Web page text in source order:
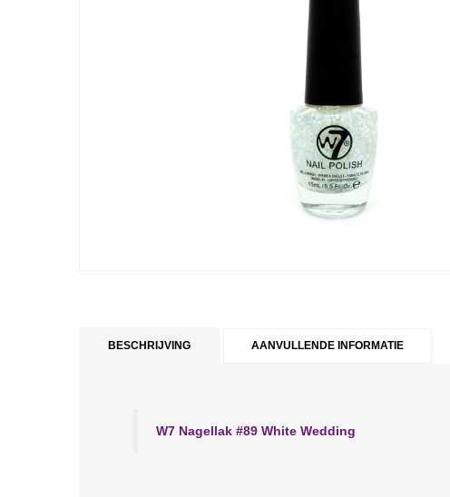
BESCHRIJVING AANVULLENDE INFORMATIE
W7 Nagellak #89 White Wedding